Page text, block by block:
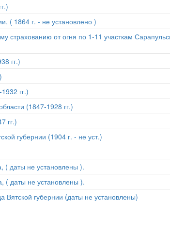
( 1864 г. - не установлено )
страхованию от огня по 1-11 участкам
гг.)
гг.)
(1847-1928 гг.)
гг.)
губернии (1904 г. - не уст.)
( даты не установлены ).
( даты не установлены ).
Вятской губернии (даты не установлены)